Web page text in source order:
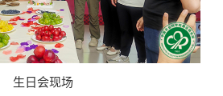
生日会现场